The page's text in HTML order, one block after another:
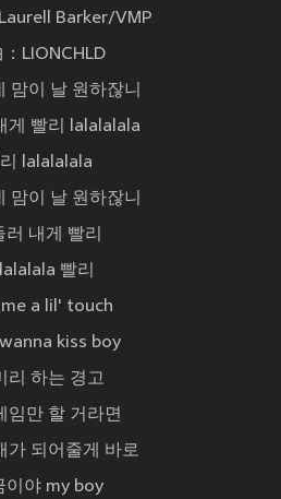
Barker/VMP
LIONCHLD
맘이 날 원하잖니
게 빨리 lalalalala
lalalalala
맘이 날 원하잖니
러 내게 빨리
빨리
a lil' touch
kiss boy
리 하는 경고
임만 할 거라면
가 되어줄게 바로
이야 my boy